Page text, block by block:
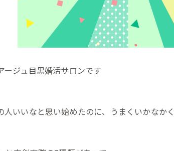
ージュ目黒婚活サロンです
いいなと思い始めたのに、うまくいかなか